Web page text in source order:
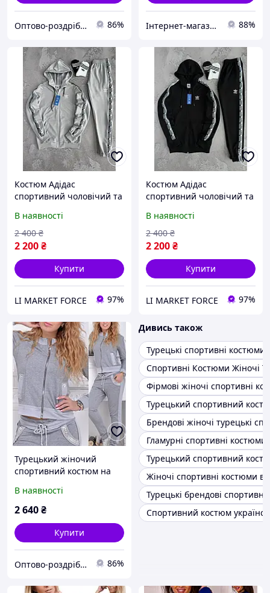
Оптово-роздрібний інтернет-магазин жіночого одягу "Ameliya Serg " 86% Інтернет-магазин Min Price 88%
Костюм Адідас
спортивний чоловічий та
Хітовий брендовий
костюм Adidas Туреччина
| Зіп-худі та штани
В наявності
2 200₴
2 400 ₴
Купити
LI MARKET FORCE 97%
Костюм Адідас
спортивний чоловічий та
Хітовий брендовий
костюм Adidas Туреччина
| Зіп-худі та штани
В наявності
2 200₴
2 400 ₴
Купити
LI MARKET FORCE 97%
Турецький жіночий
спортивний костюм на
брендовий зі стразами
No 8816 сірий
В наявності
2 640₴
Купити
Оптово-роздрібний інтернет-магазин жіночого одягу "Ameliya Serg " 86%
Дивись також
Турецькі спортивні костюми
Спортивні Костюми Жіночі
Фірмові жіночі спортивні
Турецький спортивний
Брендові жіночі турецькі
Гламурні спортивні костюми
Турецький спортивний
Жіночі спортивні костюми
Турецькі брендові
Спортивний костюм